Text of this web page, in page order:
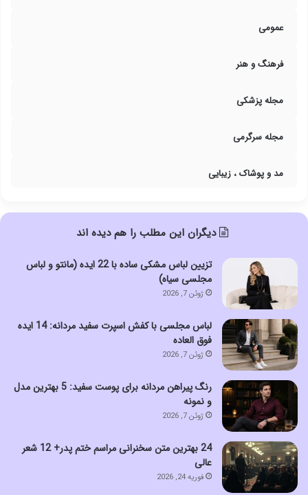
عمومی
فرهنگ و هنر
مجله پزشکی
مجله سرگرمی
مد و پوشاک ، زیبایی
دیگران این مطلب را هم دیده اند
تزیین لباس مشکی ساده با 22 ایده (مانتو و لباس
مجلسی سیاه)
ژوئن 7, 2026
لباس مجلسی با کفش اسپرت سفید مردانه: 14 ایده
فوق العاده
ژوئن 7, 2026
رنگ پیراهن مردانه برای پوست سفید: 5 بهترین مدل
و نمونه
ژوئن 7, 2026
24 بهترین متن سخنرانی مراسم ختم پدر+ 12 شعر
عالی
فوریه 24, 2026